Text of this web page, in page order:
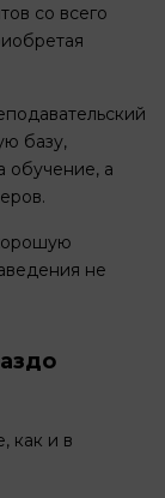
со всего
базу,
обучение, а
не
как и в